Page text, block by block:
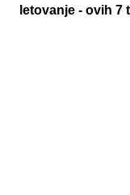
letovanje - ovih